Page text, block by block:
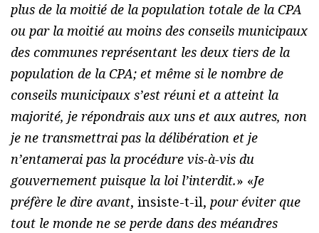
plus de la moitié de la population totale de la CPA
ou par la moitié au moins des conseils municipaux
des communes représentant les deux tiers de la
population de la CPA; et même si le nombre de
conseils municipaux s’est réuni et a atteint la
majorité, je répondrais aux uns et aux autres, non
je ne transmettrai pas la délibération et je
n’entamerai pas la procédure vis-à-vis du
gouvernement puisque la loi l’interdit.» «Je
préfère le dire avant, insiste-t-il, pour éviter que
tout le monde ne se perde dans des méandres